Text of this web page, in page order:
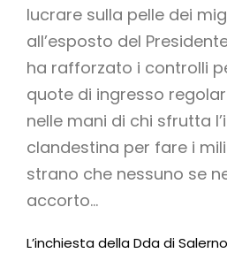
lucrare sulla pelle dei
all’esposto del
ha rafforzato i controlli
quote di ingresso
nelle mani di chi sfrutta
clandestina per fare i
strano che nessuno se
accorto…
L’inchiesta della Dda di